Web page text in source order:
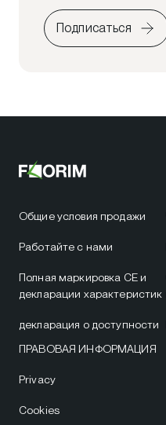
Подписаться
Общие условия продажи
Работайте с нами
Полная маркировка CE и
декларации характеристик
декларация о доступности
ПРАВОВАЯ ИНФОРМАЦИЯ
Privacy
Cookies